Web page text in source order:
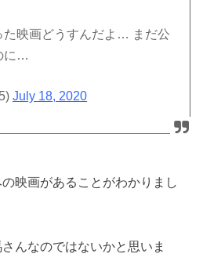
た映画どうすんだよ… まだ公
に…
July 18, 2020
映画があることがわかりまし
んなのではないかと思いま